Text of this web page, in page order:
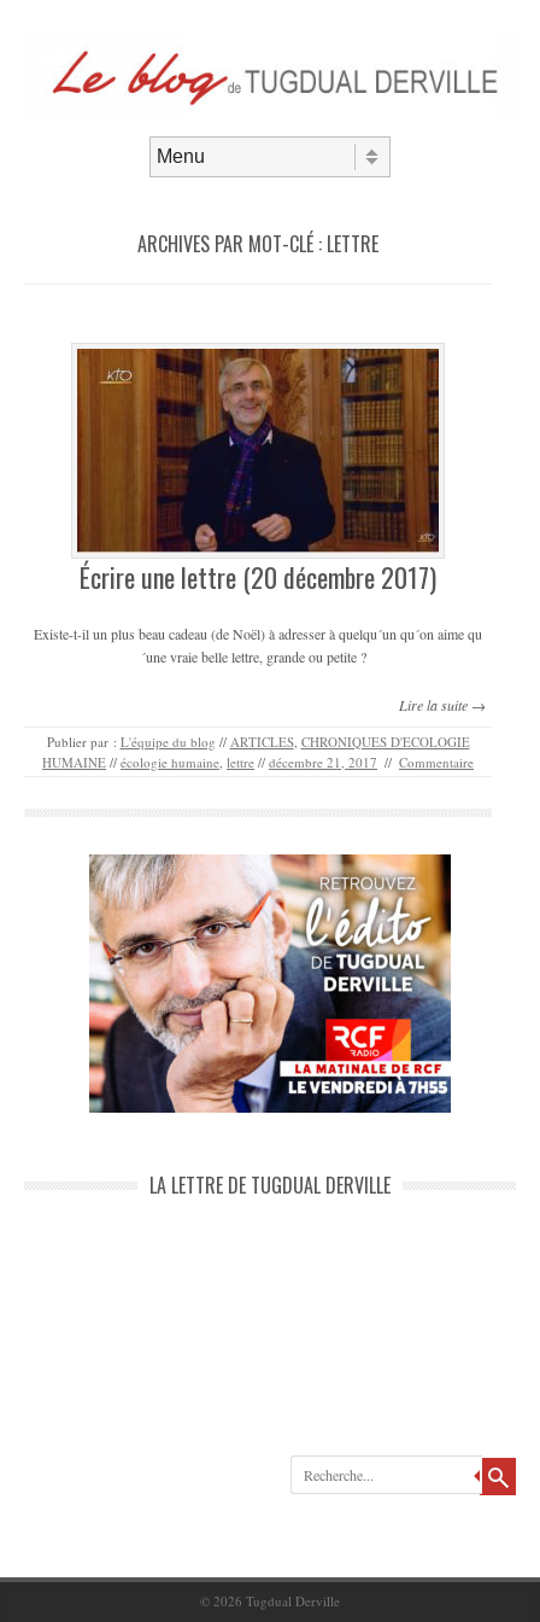
ARCHIVES PAR MOT-CLÉ : LETTRE
Écrire une lettre (20 décembre 2017)
Existe-t-il un plus beau cadeau (de Noël) à adresser à quelqu´un qu´on aime qu
´une vraie belle lettre, grande ou petite ?
Lire la suite →
Publier par : L'équipe du blog // ARTICLES, CHRONIQUES D'ECOLOGIE
HUMAINE // écologie humaine lettre // décembre 21, 2017 // Commentaire
LA LETTRE DE TUGDUAL DERVILLE
Recherche
© 2026 Tugdual Derville